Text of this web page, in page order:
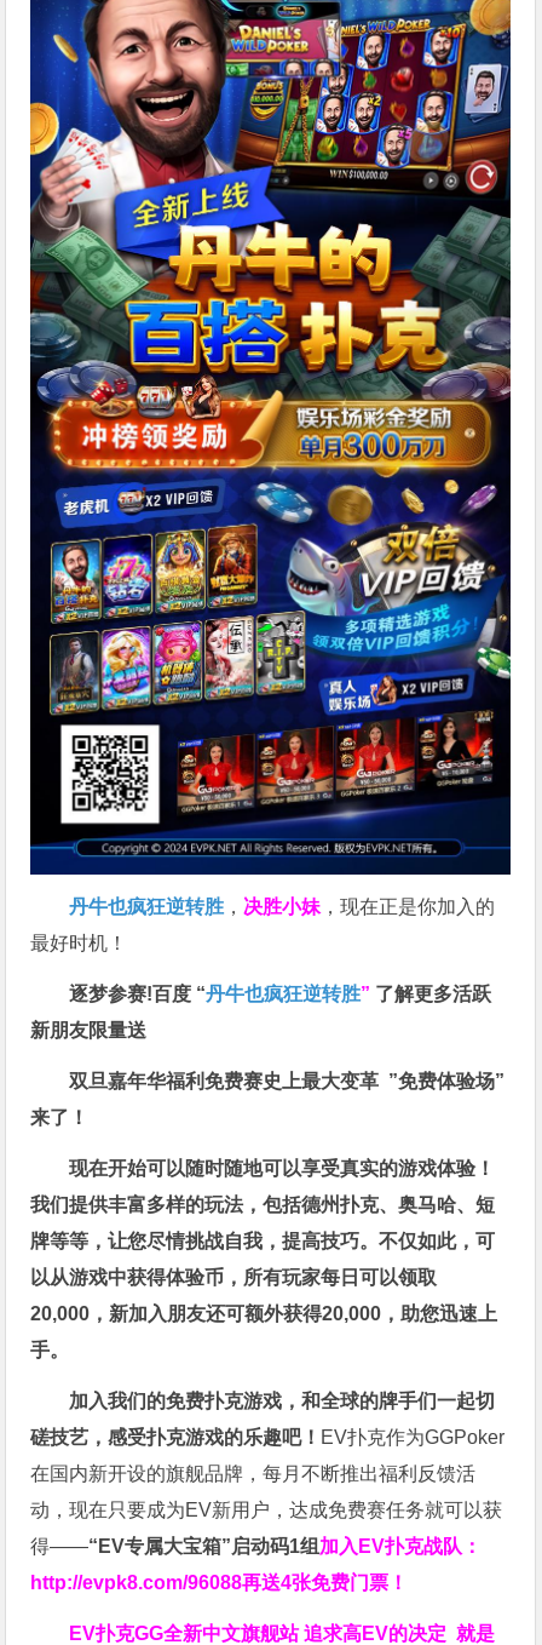
丹牛也疯狂逆转胜 ， 决胜小妹 ，现在正是你加入的
最好时机！
逐梦参赛!百度 “丹牛也疯狂逆转胜” 了解更多活跃
新朋友限量送
双旦嘉年华福利免费赛史上最大变革 ”免费体验场”
来了！
现在开始可以随时随地可以享受真实的游戏体验！
我们提供丰富多样的玩法，包括德州扑克、奥马哈、短
牌等等，让您尽情挑战自我，提高技巧。不仅如此，可
以从游戏中获得体验币，所有玩家每日可以领取
20,000，新加入朋友还可额外获得20,000，助您迅速上
手。
加入我们的免费扑克游戏，和全球的牌手们一起切
磋技艺，感受扑克游戏的乐趣吧！ EV扑克作为GGPoker
在国内新开设的旗舰品牌，每月不断推出福利反馈活
动，现在只要成为EV新用户，达成免费赛任务就可以获
得——“EV专属大宝箱”启动码1组 加入EV扑克战队：
http://evpk8.com/96088再送4张免费门票！
EV扑克GG全新中文旗舰站追求高EV的决定就是